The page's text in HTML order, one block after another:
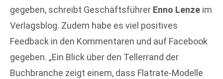
gegeben, schreibt Geschäftsführer Enno Lenze im
Verlagsblog. Zudem habe es viel positives
Feedback in den Kommentaren und auf Facebook
gegeben. „Ein Blick über den Tellerrand der
Buchbranche zeigt einem, dass Flatrate-Modelle